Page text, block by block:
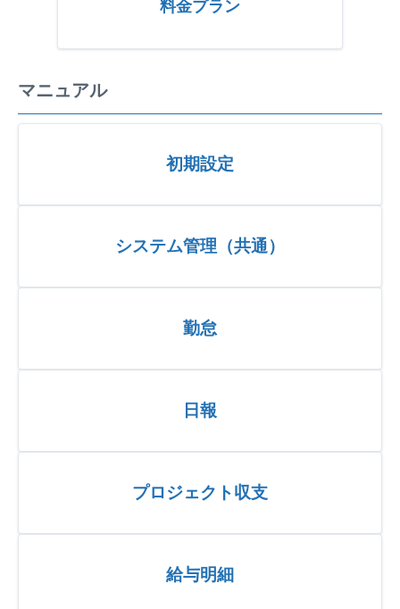
料金プラン
マニュアル
初期設定
システム管理（共通）
勤怠
日報
プロジェクト収支
給与明細